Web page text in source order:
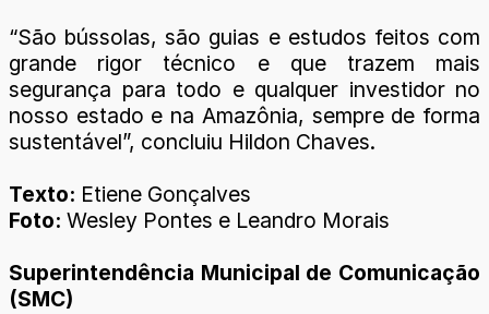
“São bússolas, são guias e estudos feitos com
grande rigor técnico e que trazem mais
segurança para todo e qualquer investidor no
nosso estado e na Amazônia, sempre de forma
sustentável”, concluiu Hildon Chaves.
Texto: Etiene Gonçalves
Foto: Wesley Pontes e Leandro Morais
Superintendência Municipal de Comunicação
(SMC)